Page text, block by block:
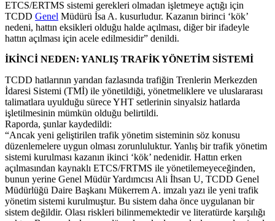
ETCS/ERTMS sistemi gerekleri olmadan işletmeye açtığı için
TCDD Genel Müdürü İsa A. kusurludur. Kazanın birinci ‘kök’
nedeni, hattın eksikleri olduğu halde açılması, diğer bir ifadeyle
hattın açılması için acele edilmesidir” denildi.
İKİNCİ NEDEN: YANLIŞ TRAFİK YÖNETİM SİSTEMİ
TCDD hatlarının yarıdan fazlasında trafiğin Trenlerin Merkezden
İdaresi Sistemi (TMİ) ile yönetildiği, yönetmeliklere ve uluslararası
talimatlara uyulduğu sürece YHT setlerinin sinyalsiz hatlarda
işletilmesinin mümkün olduğu belirtildi.
Raporda, şunlar kaydedildi:
“Ancak yeni geliştirilen trafik yönetim sisteminin söz konusu
düzenlemelere uygun olması zorunluluktur. Yanlış bir trafik yönetim
sistemi kurulması kazanın ikinci ‘kök’ nedenidir. Hattın erken
açılmasından kaynaklı ETCS/FRTMS ile yönetilemeyeceğinden,
bunun yerine Genel Müdür Yardımcısı Ali İhsan U, TCDD Genel
Müdürlüğü Daire Başkanı Mükerrem A. imzalı yazı ile yeni trafik
yönetim sistemi kurulmuştur. Bu sistem daha önce uygulanan bir
sistem değildir. Olası riskleri bilinmemektedir ve literatürde karşılığı